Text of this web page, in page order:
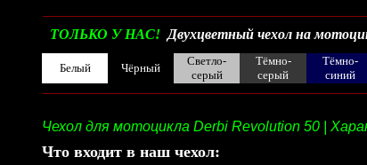
ТОЛЬКО У НАС! Двухцветный чехол на
Белый Чёрный
Светло-
серый
Тёмно-
серый
Тёмно-
синий
Чехол для мотоцикла Derbi Revolution 50 |
Что входит в наш чехол: